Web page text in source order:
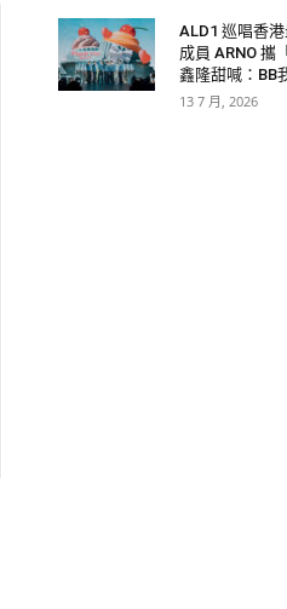
ALD1 巡唱香
成員 ARNO 攜
鑫隆甜喊：BB
13 7 月, 2026